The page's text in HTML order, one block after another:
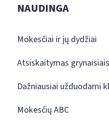
NAUDINGA
Mokesčiai ir jų dydžiai
Atsiskaitymas
Dažniausiai užduodami
Mokesčių ABC